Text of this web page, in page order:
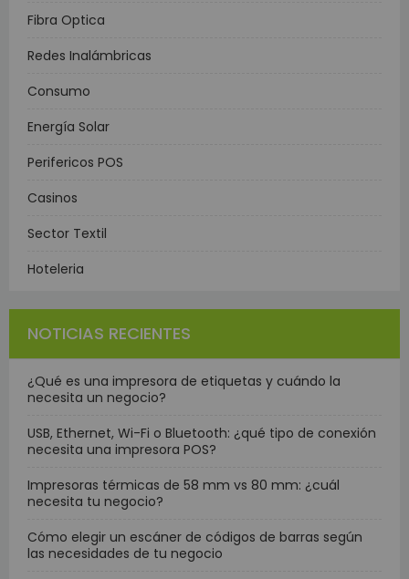
Fibra Optica
Redes Inalámbricas
Consumo
Energía Solar
Perifericos POS
Casinos
Sector Textil
Hoteleria
NOTICIAS RECIENTES
¿Qué es una impresora de etiquetas y cuándo la
necesita un negocio?
USB, Ethernet, Wi-Fi o Bluetooth: ¿qué tipo de conexión
necesita una impresora POS?
Impresoras térmicas de 58 mm vs 80 mm: ¿cuál
necesita tu negocio?
Cómo elegir un escáner de códigos de barras según
las necesidades de tu negocio